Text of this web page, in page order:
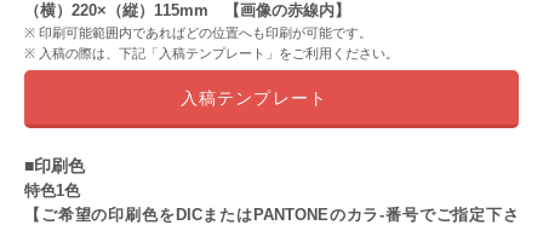
（横）220×（縦）115mm 【画像の赤線内】
印刷可能範囲内であればどの位置へも印刷が可能です。
入稿の際は、下記「入稿テンプレート」をご利用ください。
入稿テンプレート
■印刷色
特色1色
【ご希望の印刷色をDICまたはPANTONEのカラ-番号でご指定下さ